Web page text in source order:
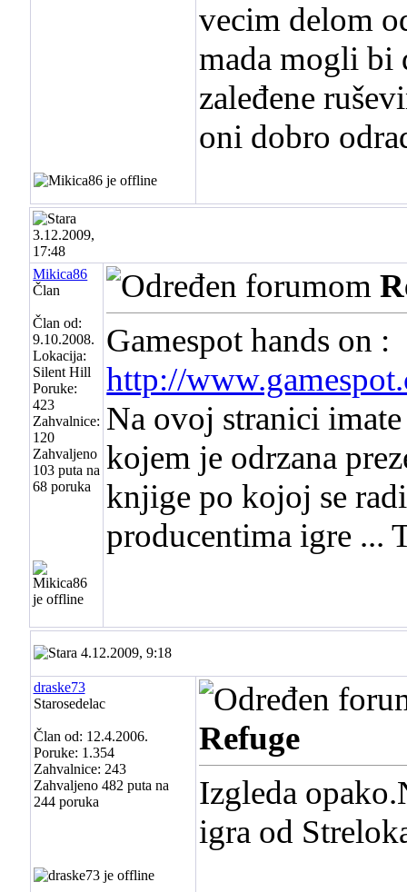
vecim delom
mada mogli bi
zaleđene
oni dobro
3.12.2009,
17:48
Mikica86
Član
Član od:
9.10.2008.
Lokacija:
Silent Hill
Poruke:
423
Zahvalnice:
120
Zahvaljeno
103 puta na
68 poruka
Gamespot hands on :
http://
Na ovoj stranici
kojem je odrzana
knjige po kojoj se
producentima igre ...
4.12.2009, 9:18
draske73
Starosedelac
Član od: 12.4.2006.
Poruke: 1.354
Zahvalnice: 243
Zahvaljeno 482 puta na
244 poruka
Refuge
Izgleda
igra od